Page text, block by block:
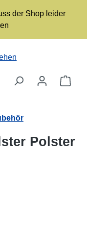
der Shop leider
Polster